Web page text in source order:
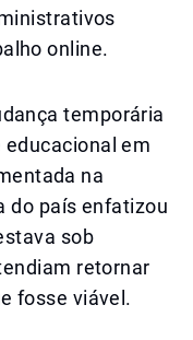
online.
temporária
em
na
do país enfatizou
sob
retornar
fosse viável.